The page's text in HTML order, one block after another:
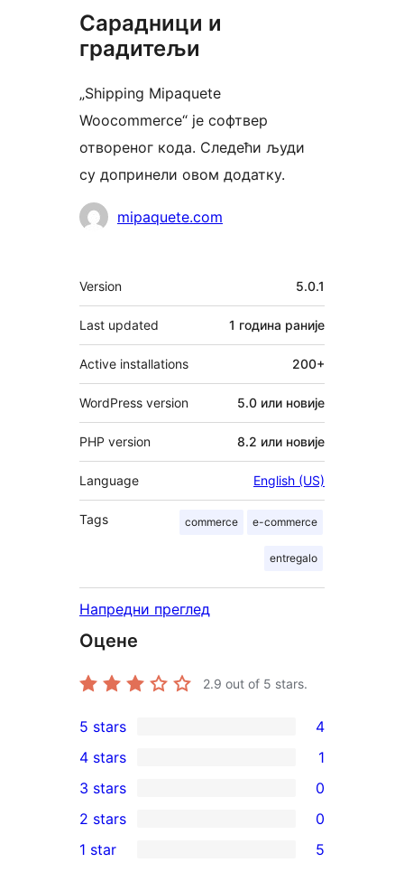
Сарадници и
градитељи
„Shipping Mipaquete
Woocommerce“ је софтвер
отвореног кода. Следећи људи
су допринели овом додатку.
Сараднициmipaquete.com
Мета
Version 5.0.1
Last updated 1 година раније
Active installations 200+
WordPress version 5.0 или новије
PHP version 8.2 или новије
Language English (US)
Tags commerce e-commerce
entregalo
Напредни преглед
Оцене
2.9 out of 5 stars.
4
5-
star
reviews
5 stars 4
4-
star
review
4 stars 1
0
3-
star
3 stars 0
2-
2 stars 0
1 star 5